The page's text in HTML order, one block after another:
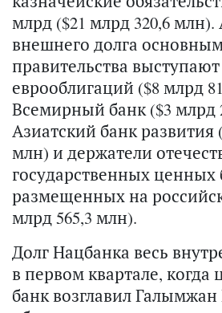
млрд ($21 млрд 320,6 млн).
внешнего долга
правительства
еврооблигаций ($8 млрд
Всемирный банк ($3 млрд
Азиатский банк развития
млн) и держатели
государственных ценных
размещенных на
млрд 565,3 млн).
Долг Нацбанка весь
в первом квартале, когда
банк возглавил